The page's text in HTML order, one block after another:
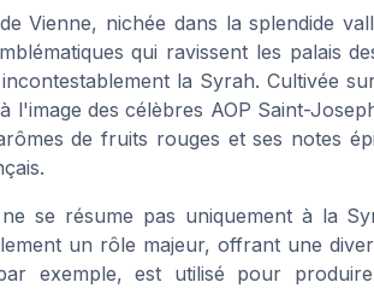
Vienne, nichée dans la splendide
qui ravissent les palais
la Syrah. Cultivée
l'image des célèbres AOP Saint-
de fruits rouges et ses notes
se résume pas uniquement à la
un rôle majeur, offrant une
exemple, est utilisé pour